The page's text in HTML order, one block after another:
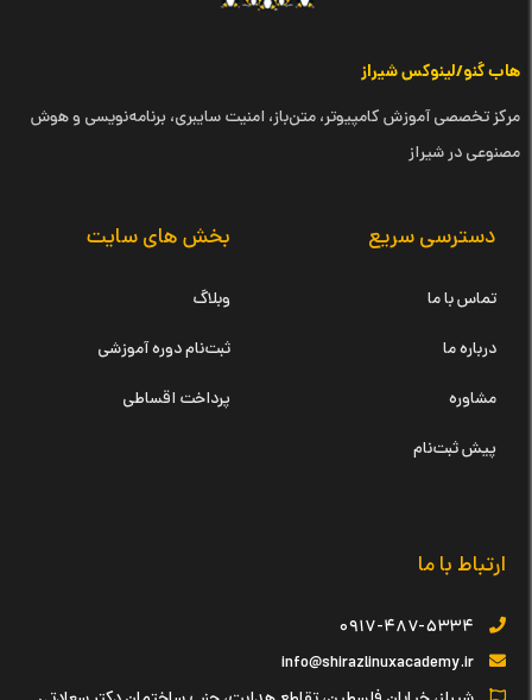
هاب گنو/لینوکس شیراز
مرکز تخصصی آموزش کامپیوتر، متن‌باز، امنیت سایبری، برنامه‌نویسی و هوش
مصنوعی در شیراز
دسترسی سریع
تماس با ما
درباره ما
مشاوره
پیش ثبت‌نام
بخش های سایت
وبلاگ
ثبت‌نام دوره آموزشی
پرداخت اقساطی
ارتباط با ما
۰۹۱۷-۴۸۷-۵۳۳۴
info@shirazlinuxacademy.ir